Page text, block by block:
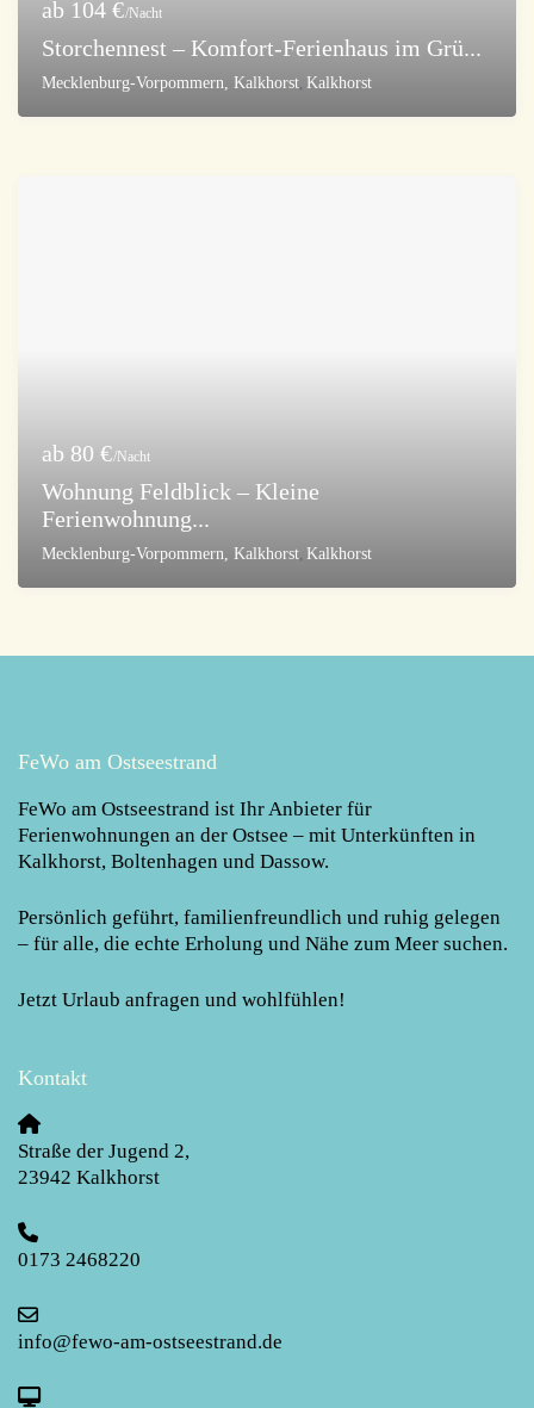
ab 104 €/Nacht
Storchennest – Komfort-Ferienhaus im Grü...
Mecklenburg-Vorpommern, Kalkhorst, Kalkhorst
ab 80 €/Nacht
Wohnung Feldblick – Kleine
Ferienwohnung...
Mecklenburg-Vorpommern, Kalkhorst, Kalkhorst
FeWo am Ostseestrand
FeWo am Ostseestrand ist Ihr Anbieter für
Ferienwohnungen an der Ostsee – mit Unterkünften in
Kalkhorst, Boltenhagen und Dassow.
Persönlich geführt, familienfreundlich und ruhig gelegen
– für alle, die echte Erholung und Nähe zum Meer suchen.
Jetzt Urlaub anfragen und wohlfühlen!
Kontakt
Straße der Jugend 2,
23942Kalkhorst
0173 2468220
info@fewo-am-ostseestrand.de